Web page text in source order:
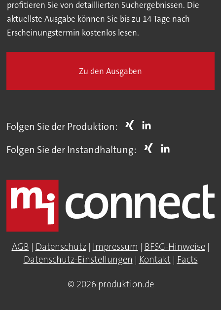
profitieren Sie von detaillierten Suchergebnissen. Die
aktuellste Ausgabe können Sie bis zu 14 Tage nach
Erscheinungstermin kostenlos lesen.
Zu den Ausgaben
Folgen Sie der Produktion:
Folgen Sie der Instandhaltung:
AGB | Datenschutz| Impressum | BFSG-Hinweise|
Datenschutz-Einstellungen | Kontakt| Facts
© 2026 produktion.de